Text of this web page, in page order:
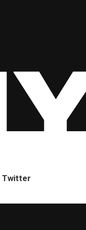
Twitter